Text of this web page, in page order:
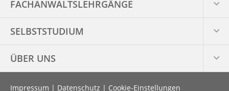
FACHANWALTS­LEHRGÄNGE
SELBSTSTUDIUM
ÜBER UNS
Impressum | Datenschutz | Cookie-Einstellungen